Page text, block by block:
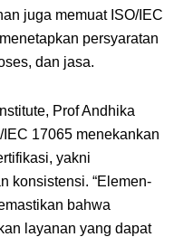
juga memuat ISO/IEC
persyaratan
dan jasa.
Prof Andhika
17065 menekankan
yakni
konsistensi. “Elemen-
bahwa
layanan yang dapat